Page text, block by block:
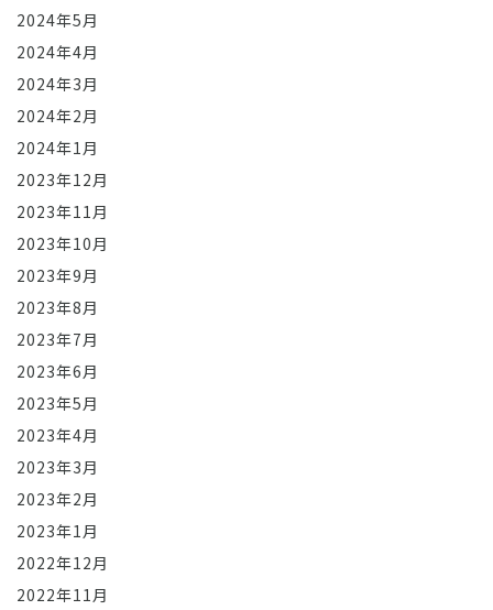
2024年5月
2024年4月
2024年3月
2024年2月
2024年1月
2023年12月
2023年11月
2023年10月
2023年9月
2023年8月
2023年7月
2023年6月
2023年5月
2023年4月
2023年3月
2023年2月
2023年1月
2022年12月
2022年11月